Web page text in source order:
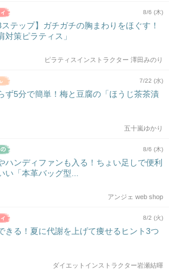
8/6 (木)
ステップ】ガチガチの胸まわりをほぐす！
対策ピラティス」
ピラティスインストラクター 澤田みのり
7/22 (水)
ず5分で簡単！梅と豆腐の「ほうじ茶茶漬
五十嵐ゆかり
8/6 (木)
ハンディファンも入る！ちょい足しで便利
い「本革バッグ型...
アンジェ web shop
8/2 (火)
きる！夏に代謝を上げて痩せるヒント3つ
ダイエットインストラクター岩瀬結暉